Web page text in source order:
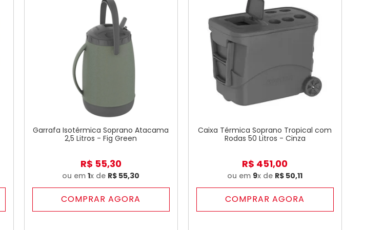
Garrafa Isotérmica Soprano Atacama
2,5 Litros - Fig Green
R$ 55,30
ou em1x de R$ 55,30
COMPRAR AGORA
Caixa Térmica Soprano Tropical com
Rodas 50 Litros - Cinza
R$ 451,00
ou em 9x de R$ 50,11
COMPRAR AGORA